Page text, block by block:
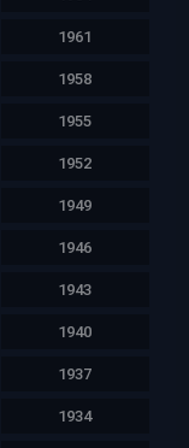
1961
1958
1955
1952
1949
1946
1943
1940
1937
1934